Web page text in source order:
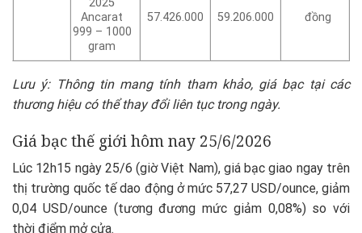
2025
Ancarat
999 – 1000
gram
57.426.000 59.206.000 đồng
Lưu ý: Thông tin mang tính tham khảo, giá bạc tại các
thương hiệu có thể thay đổi liên tục trong ngày.
Giá bạc thế giới hôm nay 25/6/2026
Lúc 12h15 ngày 25/6 (giờ Việt Nam), giá bạc giao ngay trên
thị trường quốc tế dao động ở mức 57,27 USD/ounce, giảm
0,04 USD/ounce (tương đương mức giảm 0,08%) so với
thời điểm mở cửa.